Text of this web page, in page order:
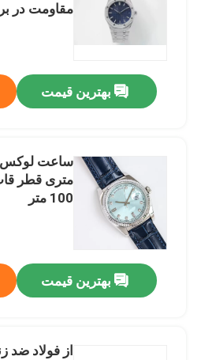
مقاومت در
بهترین قیمت
متری قطر
100 متر
بهترین قیمت
از فولاد